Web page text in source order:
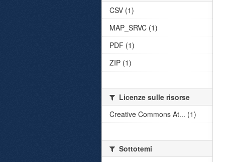
CSV (1)
MAP_SRVC (1)
PDF (1)
ZIP (1)
Licenze sulle risorse
Creative Commons At... (1)
Sottotemi